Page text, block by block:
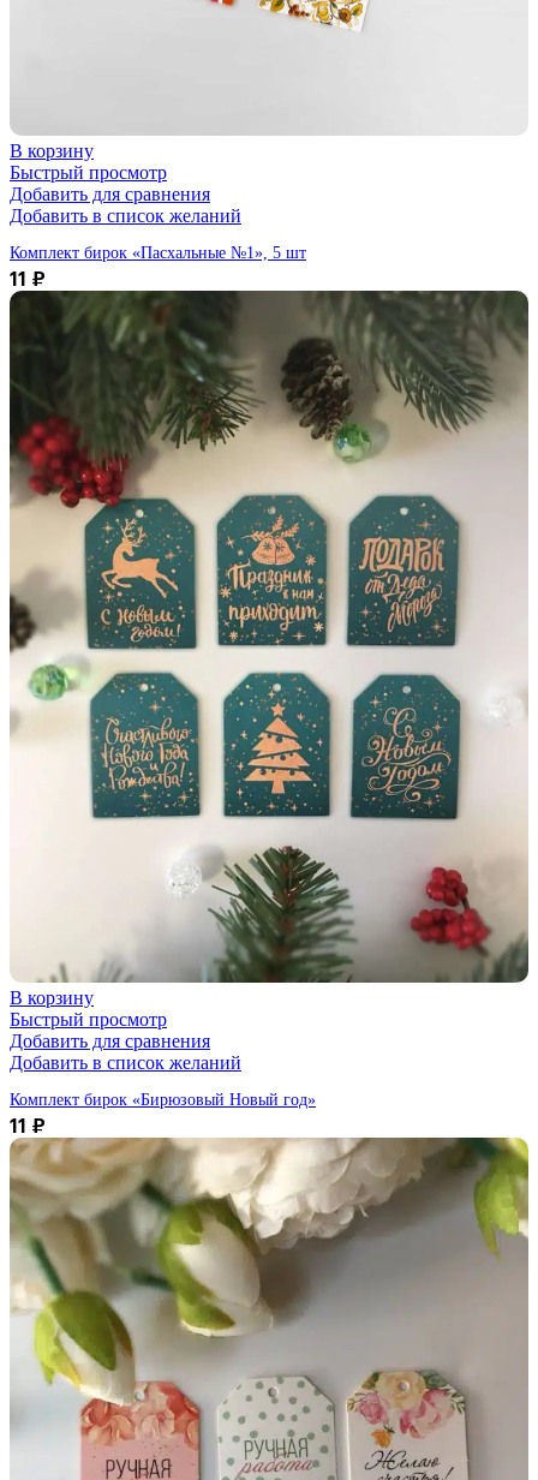
В корзину
Быстрый просмотр
Добавить для сравнения
Добавить в список желаний
Комплект бирок «Пасхальные №1», 5 шт
11 ₽
В корзину
Быстрый просмотр
Добавить для сравнения
Добавить в список желаний
Комплект бирок «Бирюзовый Новый год»
11 ₽